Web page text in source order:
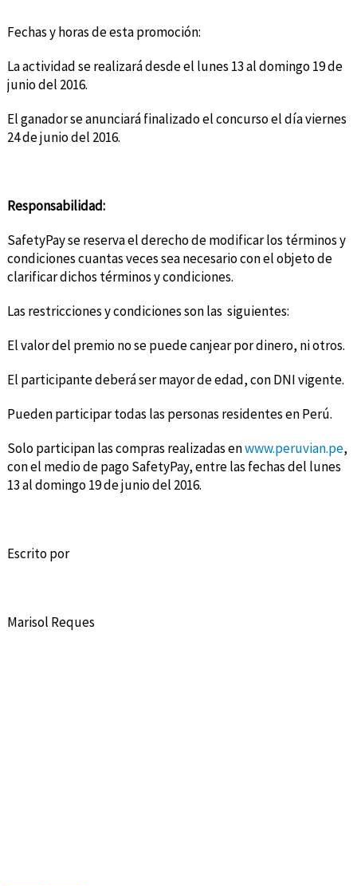
Fechas y horas de esta promoción:
La actividad se realizará desde el lunes 13 al domingo 19 de
junio del 2016.
El ganador se anunciará finalizado el concurso el día viernes
24 de junio del 2016.
Responsabilidad:
SafetyPay se reserva el derecho de modificar los términos y
condiciones cuantas veces sea necesario con el objeto de
clarificar dichos términos y condiciones.
Las restricciones y condiciones son las siguientes:
El valor del premio no se puede canjear por dinero, ni otros.
El participante deberá ser mayor de edad, con DNI vigente.
Pueden participar todas las personas residentes en Perú.
Solo participan las compras realizadas enwww.peruvian.pe,
con el medio de pago SafetyPay, entre las fechas del lunes
13 al domingo 19 de junio del 2016.
Escrito por
Marisol Reques